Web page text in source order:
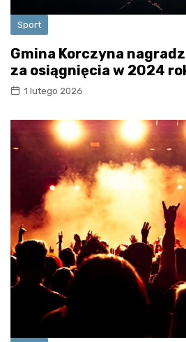
Sport
Gmina Korczyna
za osiągnięcia w 2024
1 lutego 2026